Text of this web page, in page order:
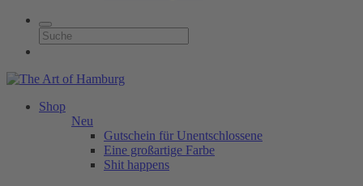
Shop
Neu
Gutschein für Unentschlossene
Eine großartige Farbe
Shit happens